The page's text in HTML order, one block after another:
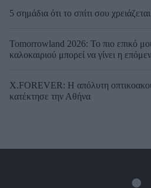
5 σημάδια ότι το σπίτι σου
Tomorrowland 2026: Το πιο επικό
καλοκαιριού μπορεί να γίνει η
X.FOREVER: Η απόλυτη
κατέκτησε την Αθήνα